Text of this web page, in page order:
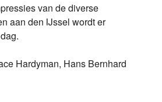
van de diverse
aan den IJssel wordt er
Hardyman, Hans Bernhard